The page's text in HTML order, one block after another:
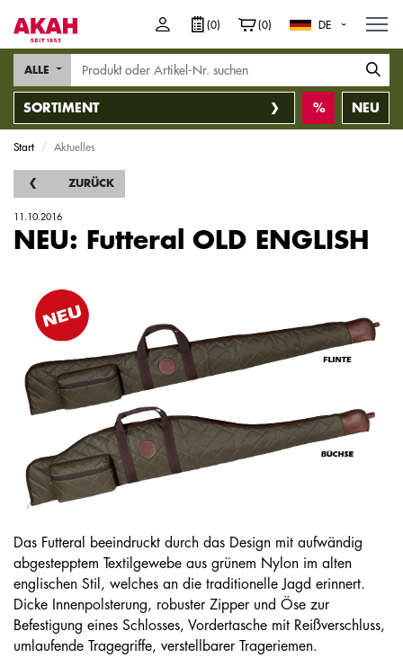
(0) (0) DE
SORTIMENT
ALLE
NEU
Start Aktuelles
ZURÜCK
11.10.2016
NEU: Futteral OLD ENGLISH
Das Futteral beeindruckt durch das Design mit aufwändig
abgestepptem Textilgewebe aus grünem Nylon im alten
englischen Stil, welches an die traditionelle Jagd erinnert.
Dicke Innenpolsterung, robuster Zipper und Öse zur
Befestigung eines Schlosses, Vordertasche mit Reißverschluss,
umlaufende Tragegriffe, verstellbarer Trageriemen.